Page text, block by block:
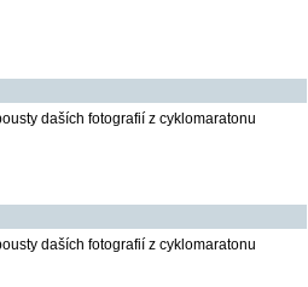
daších fotografií z cyklomaratonu
daších fotografií z cyklomaratonu